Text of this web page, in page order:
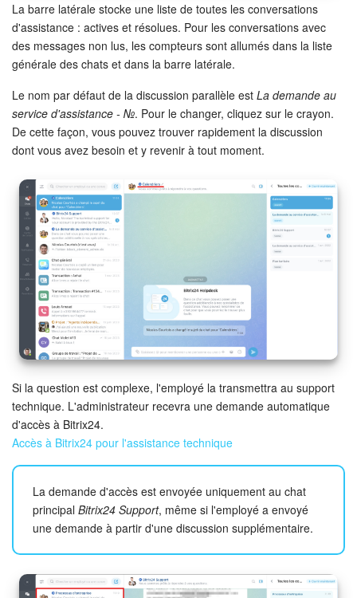
BI Builder
Automatisation
Processus d’entreprise
Espace des ventes
CRM + Boutique en ligne
Marketing
Entreprise
Market (Applications)
Centre de contact
Widget de l'employé
Téléphonie
Paramètres
Bitrix24 Messenger
On-Premise de Bitrix24
La barre latérale stocke une liste de toutes les conversations
d'assistance : actives et résolues. Pour les conversations avec
des messages non lus, les compteurs sont allumés dans la liste
générale des chats et dans la barre latérale.
Le nom par défaut de la discussion parallèle est La demande au
service d'assistance - №. Pour le changer, cliquez sur le crayon.
De cette façon, vous pouvez trouver rapidement la discussion
dont vous avez besoin et y revenir à tout moment.
Si la question est complexe, l'employé la transmettra au support
technique. L'administrateur recevra une demande automatique
d'accès à Bitrix24.
Accès à Bitrix24 pour l'assistance technique
La demande d'accès est envoyée uniquement au chat
principal Bitrix24 Support, même si l'employé a envoyé
une demande à partir d'une discussion supplémentaire.